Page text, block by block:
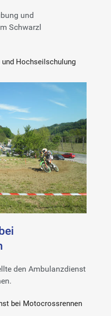
und
Schwarzl
Hochseilschulung
den Ambulanzdienst
bei Motocrossrennen